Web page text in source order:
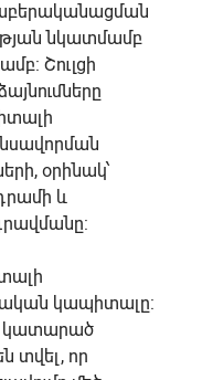
նկատմամբ
Շուլցի
օրինակ՝
և
կապիտալը:
կատարած
տվել, որ